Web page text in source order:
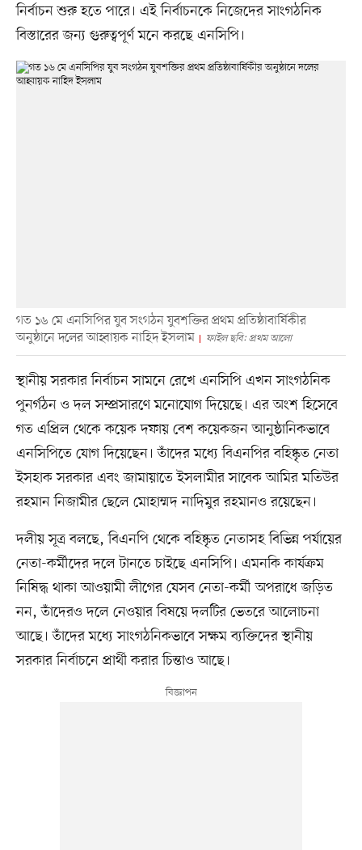
নির্বাচন শুরু হতে পারে। এই নির্বাচনকে নিজেদের সাংগঠনিক
বিস্তারের জন্য গুরুত্বপূর্ণ মনে করছে এনসিপি।
গত ১৬ মে এনসিপির যুব সংগঠন যুবশক্তির প্রথম প্রতিষ্ঠাবার্ষিকীর
অনুষ্ঠানে দলের আহ্বায়ক নাহিদ ইসলাম
ফাইল ছবি: প্রথম আলো
স্থানীয় সরকার নির্বাচন সামনে রেখে এনসিপি এখন সাংগঠনিক
পুনর্গঠন ও দল সম্প্রসারণে মনোযোগ দিয়েছে। এর অংশ হিসেবে
গত এপ্রিল থেকে কয়েক দফায় বেশ কয়েকজন আনুষ্ঠানিকভাবে
এনসিপিতে যোগ দিয়েছেন। তাঁদের মধ্যে বিএনপির বহিষ্কৃত নেতা
ইসহাক সরকার এবং জামায়াতে ইসলামীর সাবেক আমির মতিউর
রহমান নিজামীর ছেলে মোহাম্মদ নাদিমুর রহমানও রয়েছেন।
দলীয় সূত্র বলছে, বিএনপি থেকে বহিষ্কৃত নেতাসহ বিভিন্ন পর্যায়ের
নেতা-কর্মীদের দলে টানতে চাইছে এনসিপি। এমনকি কার্যক্রম
নিষিদ্ধ থাকা আওয়ামী লীগের যেসব নেতা-কর্মী অপরাধে জড়িত
নন, তাঁদেরও দলে নেওয়ার বিষয়ে দলটির ভেতরে আলোচনা
আছে। তাঁদের মধ্যে সাংগঠনিকভাবে সক্ষম ব্যক্তিদের স্থানীয়
সরকার নির্বাচনে প্রার্থী করার চিন্তাও আছে।